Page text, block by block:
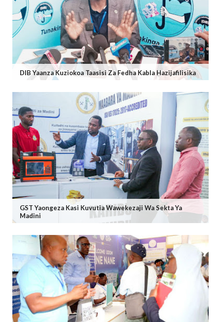
DIB Yaanza Kuziokoa Taasisi Za Fedha Kabla Hazijafilisika
GST Yaongeza Kasi Kuvutia Wawekezaji Wa Sekta Ya
Madini